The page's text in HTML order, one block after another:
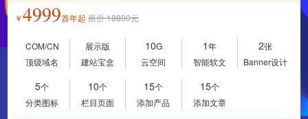
￥4999首年起 原价18800元
COM/CN
顶级域名
展示版
建站宝盒
10G
云空间
1年
智能软文
2张
Banner设计
5个
分类图标
10个
栏目页面
15个
添加产品
15个
添加文章